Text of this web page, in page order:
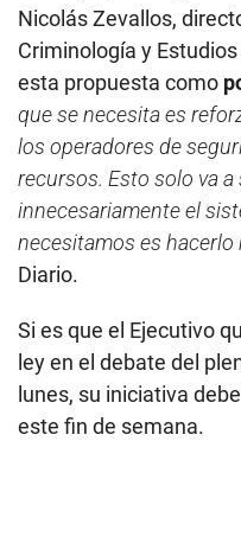
Nicolás Zevallos,
Criminología y
esta propuesta como
que se necesita es
los operadores de
recursos. Esto solo va
innecesariamente el
necesitamos es hacerlo
Diario.
Si es que el Ejecutivo
ley en el debate del
lunes, su iniciativa
este fin de semana.